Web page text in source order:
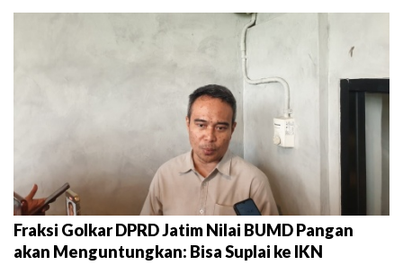
Fraksi Golkar DPRD Jatim Nilai BUMD Pangan
akan Menguntungkan: Bisa Suplai ke IKN